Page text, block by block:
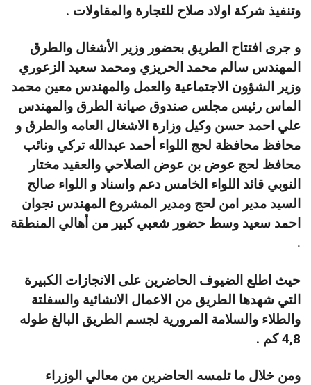
وتنفيذ شركة اولاد صلاح للتجارة والمقاولات .
و جرى افتتاح الطريق بحضور وزير الأشغال والطرق
المهندس سالم محمد الحريزي ومحمد سعيد الزعوري
وزير الشؤون الاجتماعية والعمل والمهندس معين محمد
الماس رئيس مجلس صندوق صيانة الطرق والمهندس
علي احمد حسن وكيل وزارة الاشغال العامه والطرق و
محافظ محافظة لحج اللواء أحمد عبدالله تركي ونائب
محافظ لحج عوض بن عوض الصلاحي والعقيد مختار
النوبي قائد اللواء الخامس دعم واسناد و اللواء صالح
السيد مدير امن لحج ومدير المشروع المهندس نجوان
احمد سعيد وسط حضور شعبي كبير من أهالي المنطقة
حيث اطلع الضيوف الحاضرين على الانجازات الكبيرة
التي شهدها الطريق من الاعمال الانشائية والسفلتة
والطلاء والسلامة المرورية لجسم الطريق البالغ طوله
4,8 كم .
ومن خلال ما تلمسه الحاضرين من معالي الوزراء